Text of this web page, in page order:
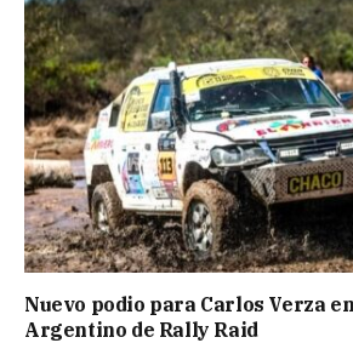
Nuevo podio para Carlos Verza
Argentino de Rally Raid